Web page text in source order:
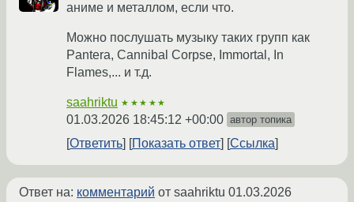
аниме и металлом, если что.
Можно послушать музыку таких групп как
Pantera, Cannibal Corpse, Immortal, In
Flames,... и т.д.
saahriktu ★★★★★
01.03.2026 18:45:12 +00:00 автор топика
Ответить Показать ответ Ссылка
Ответ на: комментарий от saahriktu 01.03.2026